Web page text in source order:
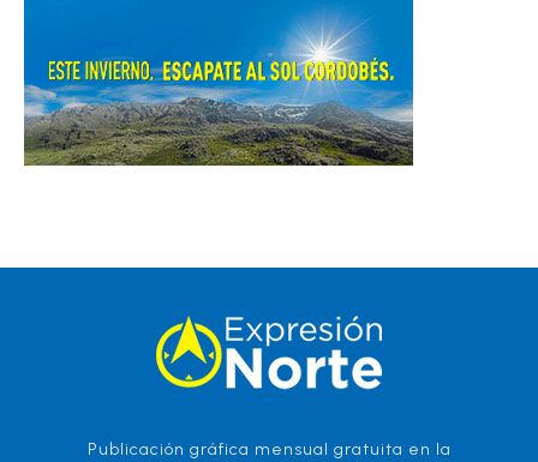
Publicación gráfica mensual gratuita en la